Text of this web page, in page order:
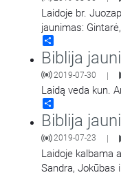
Laidoje br.
jaunimas:
Evangeliją pagal
Biblija
2019-07-30 |
Laidą veda kun.
Biblija
2019-07-23
Laidoje kalbama
Sandra, Jokūbas